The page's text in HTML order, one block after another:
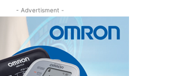
- Advertisment -